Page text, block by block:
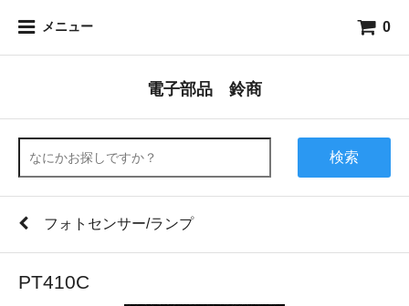
メニュー 0
電子部品 鈴商
検索
フォトセンサー/ランプ
PT410C